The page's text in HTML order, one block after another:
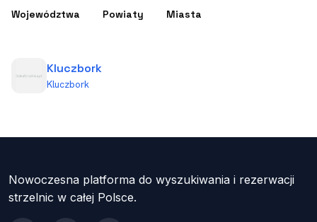
Województwa Powiaty Miasta
Kluczbork
Kluczbork
Nowoczesna platforma do wyszukiwania i rezerwacji
strzelnic w całej Polsce.